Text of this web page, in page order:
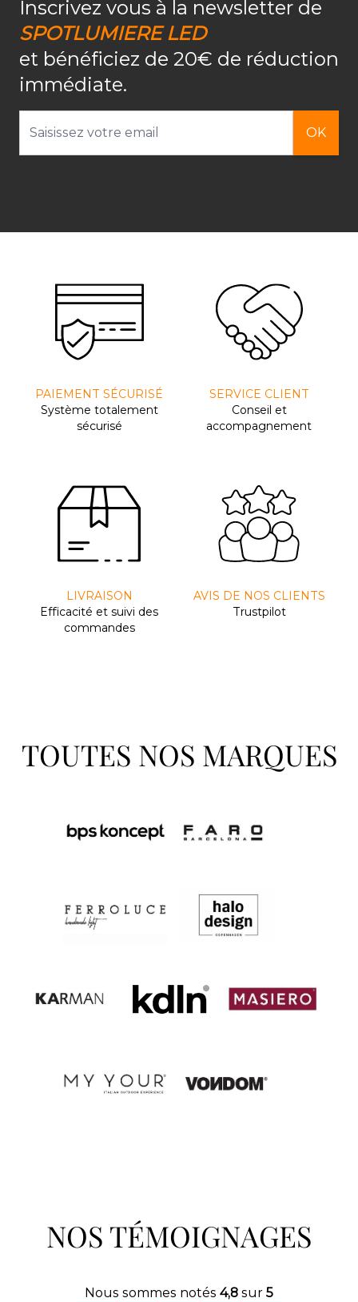
Inscrivez vous à la newsletter de
SPOTLUMIERE LED
et bénéficiez de 20€ de réduction
immédiate.
OK
PAIEMENT SÉCURISÉ
Système totalement
sécurisé
SERVICE CLIENT
Conseil et
accompagnement
LIVRAISON
Efﬁcacité et suivi des
commandes
AVIS DE NOS CLIENTS
Trustpilot
TOUTES NOS MARQUES
NOS TÉMOIGNAGES
Nous sommes notés 4,8 sur 5